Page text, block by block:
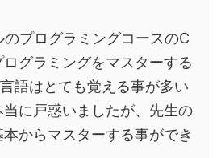
プログラミングコースのC
グラミングをマスターする
語はとても覚える事が多い
に戸惑いましたが、先生の
からマスターする事ができ